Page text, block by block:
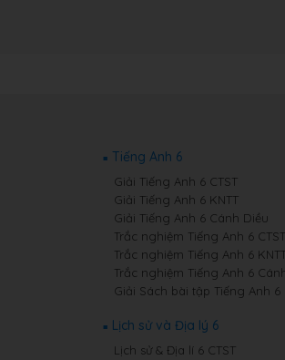
Tiếng Anh 6
Giải Tiếng Anh 6 CTST
Giải Tiếng Anh 6 KNTT
Giải Tiếng Anh 6 Cánh Diều
Trắc nghiệm Tiếng Anh 6 CTST
Trắc nghiệm Tiếng Anh 6
Trắc nghiệm Tiếng Anh 6
Giải Sách bài tập Tiếng Anh 6
Lịch sử và Địa lý 6
Lịch sử & Địa lí 6 CTST